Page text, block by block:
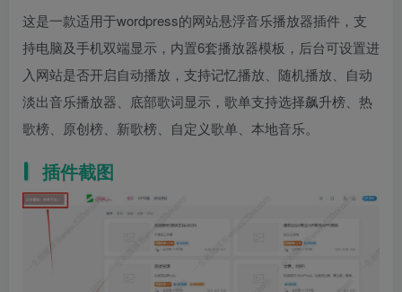
这是一款适用于wordpress的网站悬浮音乐播放器插件，支
持电脑及手机双端显示，内置6套播放器模板，后台可设置进
入网站是否开启自动播放，支持记忆播放、随机播放、自动
淡出音乐播放器、底部歌词显示，歌单支持选择飙升榜、热
歌榜、原创榜、新歌榜、自定义歌单、本地音乐。
插件截图